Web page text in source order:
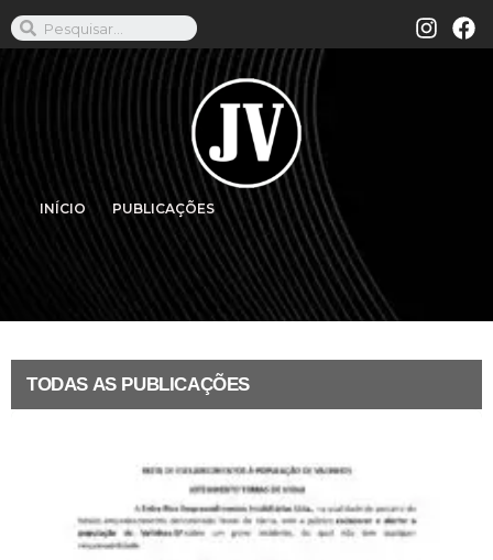
INÍCIO PUBLICAÇÕES
TODAS AS PUBLICAÇÕES